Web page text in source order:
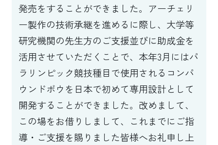
発売をすることができました。アーチェリ
ー製作の技術承継を進めるに際し、大学等
研究機関の先生方のご支援並びに助成金を
活用させていただくことで、本年3月にはパ
ラリンピック競技種目で使用されるコンパ
ウンドボウを日本で初めて専用設計として
開発することができました。改めまして、
この場をお借りしまして、これまでにご指
導・ご支援を賜りました皆様へお礼申し上